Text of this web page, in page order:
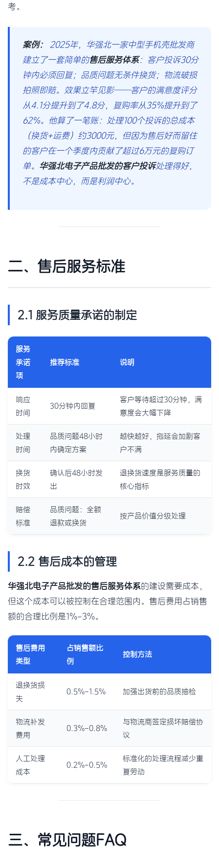
考。
案例：
2025年，华强北一家中型手机壳批发商
建立了一套简单的售后服务体系：客户投诉30分
钟内必须回复；品质问题无条件换货；物流破损
拍照即赔。效果立竿见影——客户的满意度评分
从4.1分提升到了4.8分，复购率从35%提升到了
62%。他算了一笔账：处理100个投诉的总成本
（换货+运费）约3000元，但因为售后好而留住
的客户在一个季度内贡献了超过6万元的复购订
单。 华强北电子产品批发的客户投诉处理得好，
不是成本中心，而是利润中心。
二、售后服务标准
2.1 服务质量承诺的制定
服务
承诺
项
推荐标准 说明
响应
时间
30分钟内回复
客户等待超过30分钟，满
意度会大幅下降
处理
时间
品质问题48小时
内确定方案
越快越好，拖延会加剧客
户不满
换货
时效
确认后48小时发
出
退换货速度是服务质量的
核心指标
赔偿
标准
品质问题：全额
退款或换货
按产品价值分级处理
2.2 售后成本的管理
华强北电子产品批发的售后服务体系的建设需要成本，
但这个成本可以被控制在合理范围内。售后费用占销售
额的合理比例是1%-3%。
售后费用
类型
占销售额比
例
控制方法
退换货损
失
0.5%-1.5% 加强出货前的品质抽检
物流补发
费用
0.3%-0.8%
与物流商签定损坏赔偿协
议
人工处理
成本
0.2%-0.5%
标准化的处理流程减少重
复劳动
三、常见问题FAQ